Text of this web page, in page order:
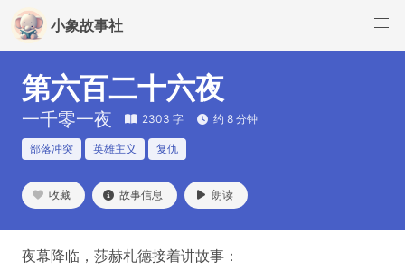
小象故事社
第六百二十六夜
一千零一夜 2303 字 约 8 分钟
部落冲突 英雄主义 复仇
收藏 故事信息 朗读
夜幕降临，莎赫札德接着讲故事：